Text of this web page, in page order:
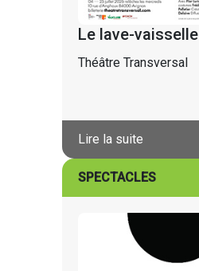
Le lave-vaisselle
Théâtre Transversal
Lire la suite
SPECTACLES